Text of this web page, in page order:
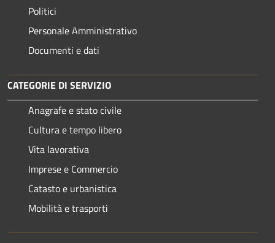
Politici
Personale Amministrativo
Documenti e dati
CATEGORIE DI SERVIZIO
Anagrafe e stato civile
Cultura e tempo libero
Vita lavorativa
Imprese e Commercio
Catasto e urbanistica
Mobilità e trasporti